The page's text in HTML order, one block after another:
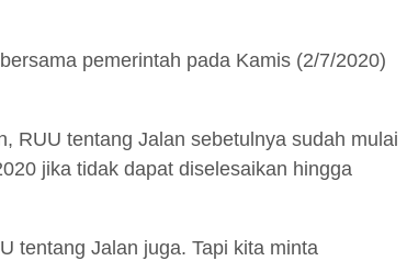
pemerintah pada Kamis (2/7/2020)
RUU tentang Jalan sebetulnya sudah mulai
jika tidak dapat diselesaikan hingga
tentang Jalan juga. Tapi kita minta